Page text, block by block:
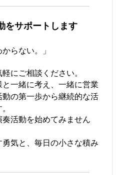
をサポートします
らない。」
にご相談ください。
一緒に考え、一緒に営業
の第一歩から継続的な活
活動を始めてみません
気と、毎日の小さな積み